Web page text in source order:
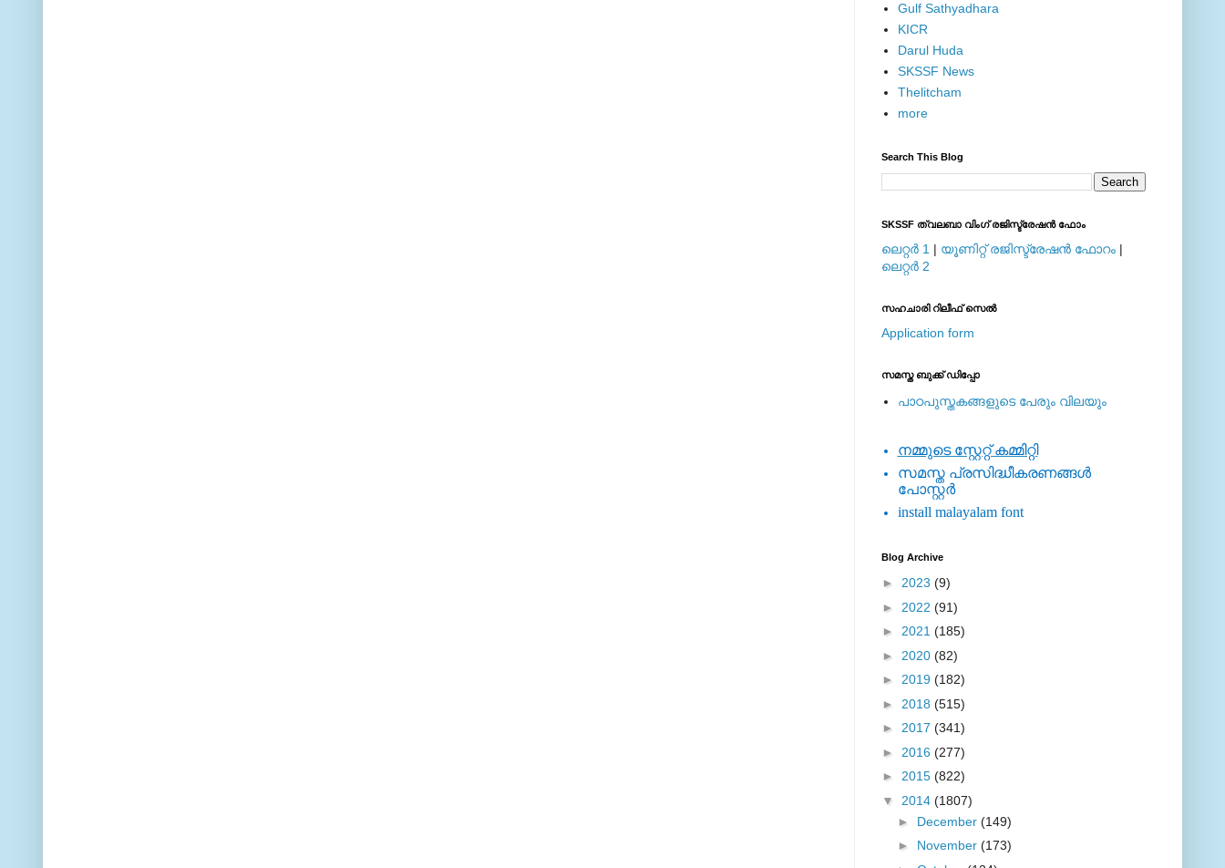
Gulf Sathyadhara
KICR
Darul Huda
SKSSF News
Thelitcham
more
Search This Blog
SKSSF ത്വലബാ വിംഗ് രജിസ്ട്രേഷന്‍ ഫോം
ലെറ്റര്‍ 1 | യൂണിറ്റ് രജിസ്ട്രേഷന്‍ ഫോറം |
ലെറ്റര്‍ 2
സഹചാരി റിലീഫ് സെല്‍
Application form
സമസ്ത ബുക്ക് ഡിപ്പോ
പാഠപുസ്തകങ്ങളുടെ പേരും വിലയും
നമ്മുടെ സ്റ്റേറ്റ് കമ്മിറ്റി
സമസ്ത പ്രസിദ്ധീകരണങ്ങള്‍
പോസ്റ്റര്‍
install malayalam font
Blog Archive
► 2023 (9)
► 2022 (91)
► 2021 (185)
► 2020 (82)
► 2019 (182)
► 2018 (515)
► 2017 (341)
► 2016 (277)
► 2015 (822)
▼ 2014 (1807)
► December (149)
► November (173)